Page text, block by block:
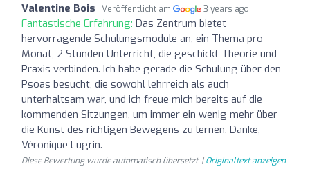
Valentine Bois Veröffentlicht am 3 years ago
Fantastische Erfahrung: Das Zentrum bietet
hervorragende Schulungsmodule an, ein Thema pro
Monat, 2 Stunden Unterricht, die geschickt Theorie und
Praxis verbinden. Ich habe gerade die Schulung über den
Psoas besucht, die sowohl lehrreich als auch
unterhaltsam war, und ich freue mich bereits auf die
kommenden Sitzungen, um immer ein wenig mehr über
die Kunst des richtigen Bewegens zu lernen. Danke,
Véronique Lugrin.
Diese Bewertung wurde automatisch übersetzt. |Originaltext anzeigen